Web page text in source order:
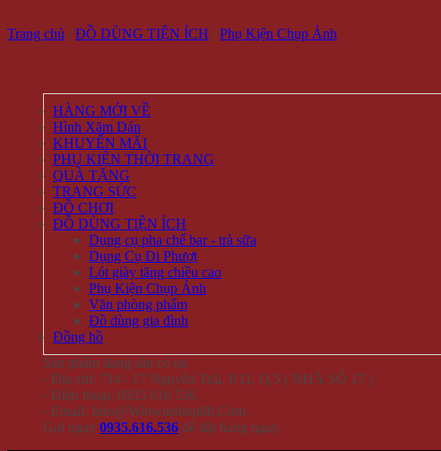
Trang chủ / ĐỒ DÙNG TIỆN ÍCH / Phụ Kiện Chụp Ảnh
HÀNG MỚI VỀ
Hình Xăm Dán
KHUYẾN MÃI
PHỤ KIỆN THỜI TRANG
QUÀ TẶNG
TRANG SỨC
ĐỒ CHƠI
ĐỒ DÙNG TIỆN ÍCH
Dụng cụ pha chế bar - trà sữa
Dụng Cụ Đi Phượt
Lót giày tăng chiều cao
Phụ Kiện Chụp Ảnh
Văn phòng phẩm
Đồ dùng gia đình
Đồng hồ
Sản phẩm đang sẵn có tại
- Địa chỉ: 714 / 17 Nguyễn Trãi, P.11, Q.5 ( NHÀ SỐ 17 )
- Điện thoại: 0935 616 536
- Email: Info@Winwinshop88.Com
Gọi ngay 0935.616.536 để đặt hàng ngay.